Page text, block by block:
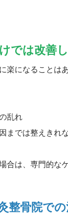
では改善
楽になることは
乱れ
までは整えきれ
合は、専門的な
整骨院で